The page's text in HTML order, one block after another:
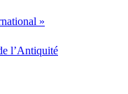
»
l’Antiquité